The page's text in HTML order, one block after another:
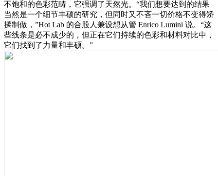
不饱和的色彩范畴，它强调了天然光。“我们想要达到的结果
当然是一个细节丰硕的研究，但同时又不吝一切价格不变得矫
揉制做，”Hot Lab 的合股人兼设想从管 Enrico Lumini 说。“这
些线条是必不成少的，但正在它们持续的色彩和材料对比中，
它们找到了力量和丰硕。”